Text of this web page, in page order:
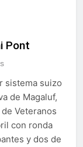
Pont
sistema suizo
de Magaluf,
Veteranos
con ronda
y dos de